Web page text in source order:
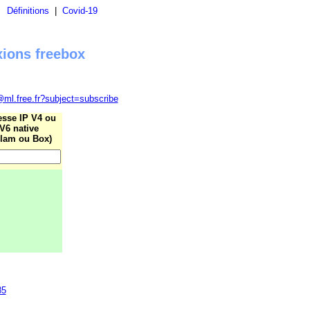
Définitions Covid-19
freebox
IP V4 ou
V6 native
ou Box)